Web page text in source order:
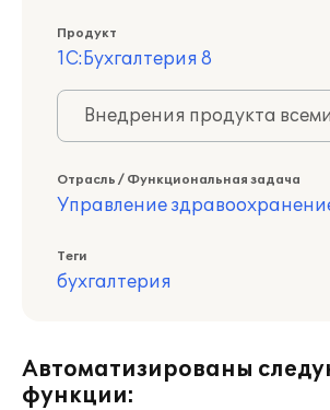
Продукт
1С:Бухгалтерия 8
Внедрения продукта
Отрасль / Функциональная задача
Управление
Теги
бухгалтерия
Автоматизированы
функции: